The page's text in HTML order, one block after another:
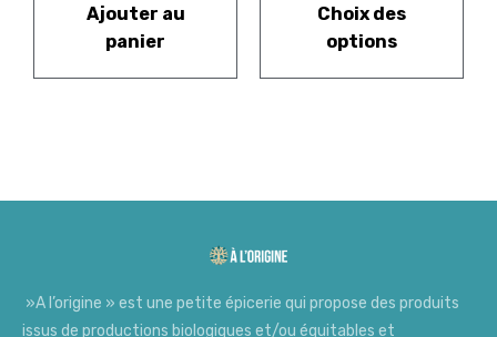
Ajouter au
panier
Choix des
options
»A l’origine » est une petite épicerie qui propose des produits
issus de productions biologiques et/ou équitables et